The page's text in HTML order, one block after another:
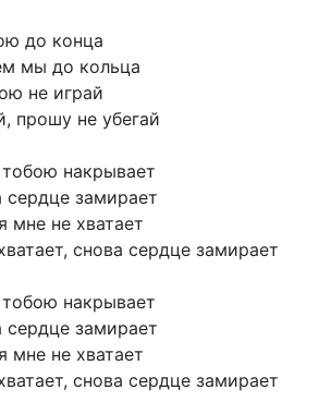
до конца
мы до кольца
не играй
прошу не убегай
тобою накрывает
сердце замирает
мне не хватает
снова сердце замирает
тобою накрывает
сердце замирает
мне не хватает
снова сердце замирает